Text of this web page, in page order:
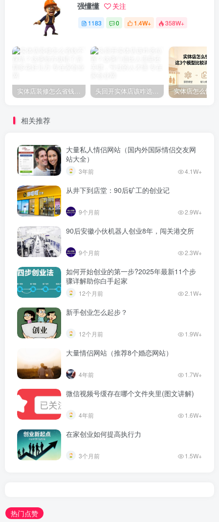
强懂懂 关注
1183 0 1.4W+ 358W+
实体店装修怎么省钱不踩坑？这俩地方做错了后期多花好几万 头回开实体店该咋选位置？这俩门道比人流量还关键，亏过的人才懂
相关推荐
大量私人情侣网站（国内外国际情侣交友网
站大全）
3年前 4.1W+
从井下到店堂：90后矿工的创业记
9个月前 2.9W+
90后安徽小伙机器人创业8年，闯关港交所
9个月前 2.3W+
如何开始创业的第一步?2025年最新11个步
骤详解助你白手起家
12个月前 2.1W+
新手创业怎么起步？
12个月前 1.9W+
大量情侣网站（推荐8个婚恋网站）
4年前 1.7W+
微信视频号缓存在哪个文件夹里(图文讲解)
4年前 1.6W+
在家创业如何提高执行力
3个月前 1.5W+
热门点赞